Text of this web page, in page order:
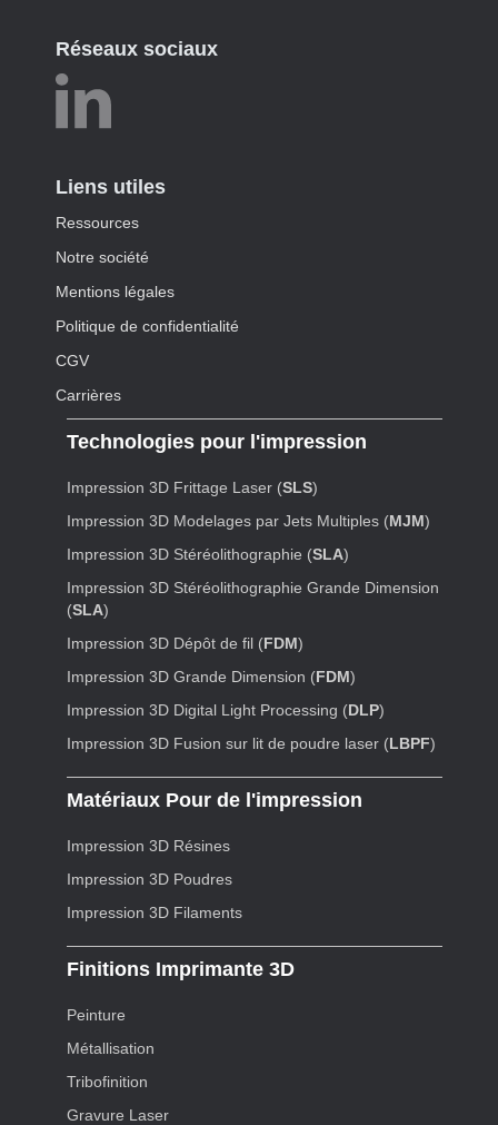
Réseaux sociaux
Liens utiles
Ressources
Notre société
Mentions légales
Politique de confidentialité
CGV
Carrières
Technologies pour l'impression
Impression 3D Frittage Laser (SLS)
Impression 3D Modelages par Jets Multiples (MJM)
Impression 3D Stéréolithographie (SLA)
Impression 3D Stéréolithographie Grande Dimension
(SLA)
Impression 3D Dépôt de fil (FDM)
Impression 3D Grande Dimension (FDM)
Impression 3D Digital Light Processing (DLP)
Impression 3D Fusion sur lit de poudre laser (LBPF)
Matériaux Pour de l'impression
Impression 3D Résines
Impression 3D Poudres
Impression 3D Filaments
Finitions Imprimante 3D
Peinture
Métallisation
Tribofinition
Gravure Laser